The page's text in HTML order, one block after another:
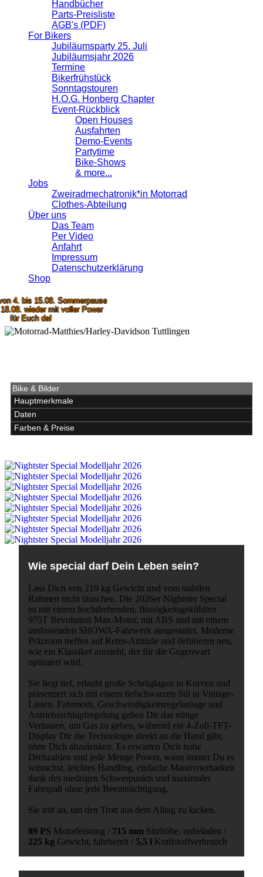
Handbücher
Parts-Preisliste
AGB's (PDF)
For Bikers
Jubiläumsparty 25. Juli
Jubiläumsjahr 2026
Termine
Bikerfrühstück
Sonntagstouren
H.O.G. Honberg Chapter
Event-Rückblick
Open Houses
Ausfahrten
Demo-Events
Partytime
Bike-Shows
& more...
Jobs
Zweiradmechatronik*in Motorrad
Clothes-Abteilung
Über uns
Das Team
Per Video
Anfahrt
Impressum
Datenschutzerklärung
Shop
bis 15.08. Sommerpause
wieder mit voller Power
Euch da!
Bike & Bilder
Hauptmerkmale
Daten
Farben & Preise
Wie special darf Dein Leben sein?
Lass Dich von 219 kg Gewicht und vom stabilen
Rahmen nicht täuschen. Die 2026er Nightster Special
ist mit einem hochdrehenden, flüssigkeitsgekühlten
975T Revolution Max-Motor, mit ABS und mit einem
umfassenden SHOWA-Fahrwerk ausgestattet. Moderne
Präzision treffen auf Retro-Attitüde und definieren neu,
wie ein Klassiker aussieht, der für die Gegenwart
optimiert wird.
Sie liegt tief, erlaubt große Schräglagen in Kurven und
präsentiert sich mit einem tiefschwarzen Stil in Vintage-
Linien. Fahrmodi, Geschwindigkeitsregelanlage und
Antriebsschlupfregelung geben Dir das nötige
Vertrauen, um Gas zu geben, während ein 4-Zoll-TFT-
Display Dir die Technologie direkt an die Hand gibt,
ohne Dich abzulenken. Es erwarten Dich hohe
Drehzahlen und jede Menge Power, wann immer Du es
wünschst, leichtes Handling, einfache Manövrierbarkeit
dank des niedrigen Schwerpunkts und maximaler
Fahrspaß ohne jede Beeinträchtigung.
Sie tritt an, um den Trott aus dem Alltag zu kicken.
89 PS Motorleistung / 715 mm Sitzhöhe, unbeladen /
225 kg Gewicht, fahrbereit / 5,5 l Kraftstoffverbrauch